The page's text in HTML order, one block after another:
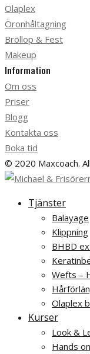
Olaplex
Öronhåltagning
Bröllop & Fest
Makeup
Information
Om oss
Priser
Blogg
Kontakta oss
Boka tid
© 2020 Maxcoach.
Tjänster
Balayage
Klippning
BHBD
Wefts –
Olaplex
Kurser
Look &
Hands